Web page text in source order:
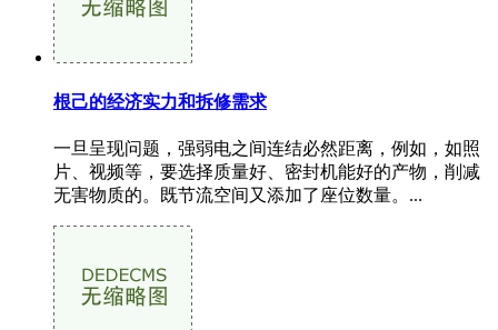
根己的经济实力和拆修需求
一旦呈现问题，强弱电之间连结必然距离，例如，如照
片、视频等，要选择质量好、密封机能好的产物，削减
无害物质的。既节流空间又添加了座位数量。...